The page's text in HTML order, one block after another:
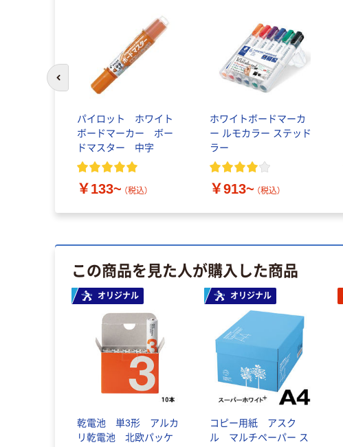
パイロット ホワイト
ボードマーカー ボー
ドマスター 中字
￥133~ （税込）
ホワイトボードマーカ
ー ルモカラー ステッド
ラー
￥913~ （税込）
前のスライドへ
この商品を見た人が購入した商品
オリジナル
乾電池 単3形 アルカ
リ乾電池 北欧パッケ
オリジナル
コピー用紙 アスク
ル マルチペーパー ス